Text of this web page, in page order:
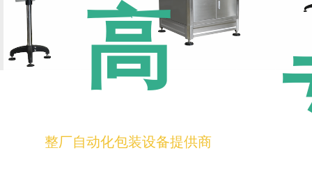
高
整厂自动化包装设备提供商